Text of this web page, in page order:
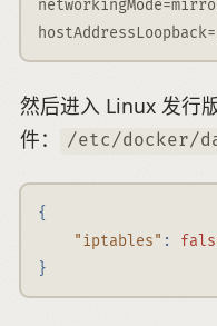
networkingMode=
hostAddressLoopback=
然后进入 Linux 发行
件：
/etc/docker/
{
"iptables" :
}